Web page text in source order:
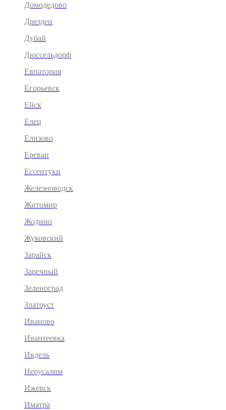
Домодедово
Дрезден
Дубай
Дюссельдорф
Евпатория
Егорьевск
Ейск
Елец
Елизово
Ереван
Ессентуки
Железноводск
Житомир
Жодино
Жуковский
Зарайск
Заречный
Зеленоград
Златоуст
Иваново
Ивантеевка
Ивдель
Иерусалим
Ижевск
Иматра